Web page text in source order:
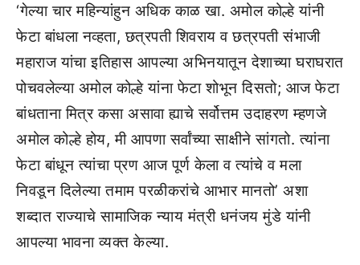
‘गेल्या चार महिन्यांहुन अधिक काळ खा. अमोल कोल्हे यांनी
फेटा बांधला नव्हता, छत्रपती शिवराय व छत्रपती संभाजी
महाराज यांचा इतिहास आपल्या अभिनयातून देशाच्या घराघरात
पोचवलेल्या अमोल कोल्हे यांना फेटा शोभून दिसतो; आज फेटा
बांधताना मित्र कसा असावा ह्याचे सर्वोत्तम उदाहरण म्हणजे
अमोल कोल्हे होय, मी आपणा सर्वांच्या साक्षीने सांगतो. त्यांना
फेटा बांधून त्यांचा प्रण आज पूर्ण केला व त्यांचे व मला
निवडून दिलेल्या तमाम परळीकरांचे आभार मानतो’ अशा
शब्दात राज्याचे सामाजिक न्याय मंत्री धनंजय मुंडे यांनी
आपल्या भावना व्यक्त केल्या.